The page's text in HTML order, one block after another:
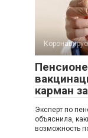
Коронавирус
карман
Эксперт по
объяснила,
возможность